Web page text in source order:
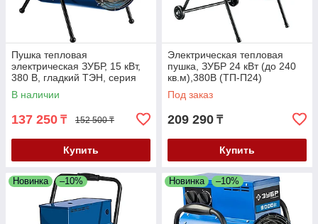
Пушка тепловая
электрическая ЗУБР, 15 кВт,
380 В, гладкий ТЭН, серия
"Профессионал" (ТП-П15)
В наличии
137 250 ₸ 152 500 ₸
Купить
Электрическая тепловая
пушка, ЗУБР 24 кВт (до 240
кв.м),380В (ТП-П24)
Под заказ
209 290 ₸
Купить
Новинка –10% Новинка –10%